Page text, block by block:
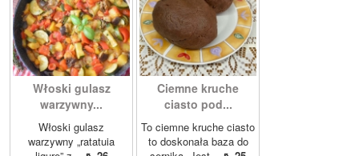
Włoski gulasz
warzywny...
Włoski gulasz
warzywny „ratatuia
Ciemne kruche
ciasto pod...
To ciemne kruche ciasto
to doskonała baza do